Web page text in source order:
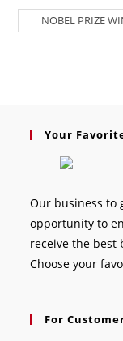
Your
Our business to
opportunity to
receive the best
Choose your
For